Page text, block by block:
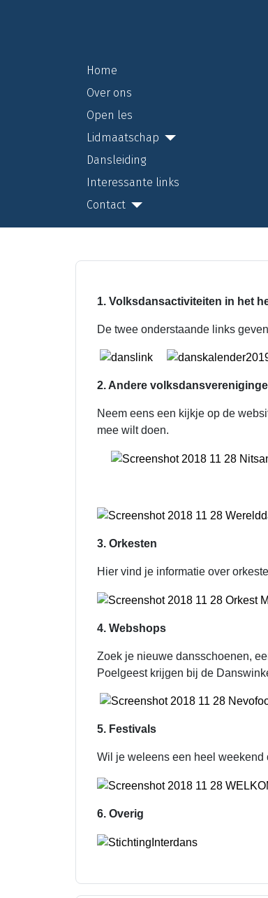
Home
Over ons
Open les
Lidmaatschap
Dansleiding
Interessante links
Contact
1. Volksdansactiviteiten in het
De twee onderstaande links
2. Andere
Neem eens een kijkje op de
mee wilt doen.
3. Orkesten
Hier vind je informatie over
4. Webshops
Zoek je nieuwe dansschoenen,
Poelgeest krijgen bij de
5. Festivals
Wil je weleens een heel weekend
6. Overig